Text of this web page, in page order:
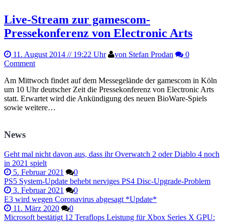
Live-Stream zur gamescom-
Pressekonferenz von Electronic Arts
11. August 2014 // 19:22 Uhr von Stefan Prodan
0
Comment
Am Mittwoch findet auf dem Messegelände der gamescom in Köln
um 10 Uhr deutscher Zeit die Pressekonferenz von Electronic Arts
statt. Erwartet wird die Ankündigung des neuen BioWare-Spiels
sowie weitere…
News
Geht mal nicht davon aus, dass ihr Overwatch 2 oder Diablo 4 noch
in 2021 spielt
5. Februar 2021
0
PS5 System-Update behebt nerviges PS4 Disc-Upgrade-Problem
3. Februar 2021
0
E3 wird wegen Coronavirus abgesagt *Update*
11. März 2020
0
Microsoft bestätigt 12 Teraflops Leistung für Xbox Series X GPU: